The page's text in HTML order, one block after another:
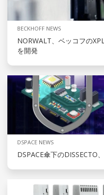
BECKHOFF NEWS
NORWALT、ベッコフの
を開発
DSPACE NEWS
DSPACE傘下のDISSECTO